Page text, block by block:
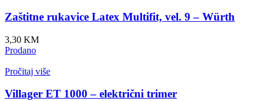
Zaštitne rukavice Latex Multifit, vel. 9 – Würth
3,30 KM
Prodano
Pročitaj više
Villager ET 1000 – električni trimer